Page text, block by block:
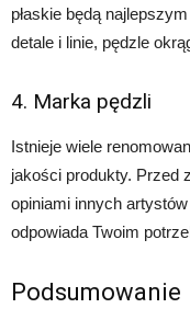
płaskie będą
detale i linie, pędzle
4. Marka pędzli
Istnieje wiele
jakości produkty. Przed
opiniami innych
odpowiada Twoim
Podsumowanie